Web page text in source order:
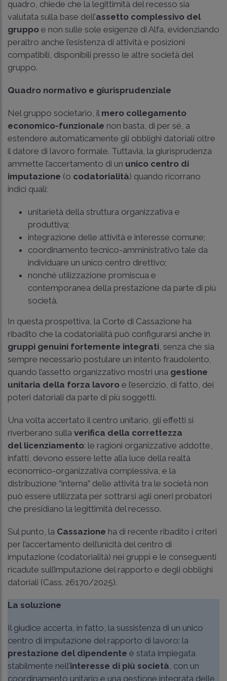
quadro, chiede che la legittimità del recesso sia
valutata sulla base dell’assetto complessivo del
gruppo e non sulle sole esigenze di Alfa, evidenziando
peraltro anche l’esistenza di attività e posizioni
compatibili, disponibili presso le altre società del
gruppo.
Quadro normativo e giurisprudenziale
Nel gruppo societario, il mero collegamento
economico-funzionale non basta, di per sé, a
estendere automaticamente gli obblighi datoriali oltre
il datore di lavoro formale. Tuttavia, la giurisprudenza
ammette l’accertamento di un unico centro di
imputazione (o codatorialità) quando ricorrano
indici quali:
unitarietà della struttura organizzativa e
produttiva;
integrazione delle attività e interesse comune;
coordinamento tecnico-amministrativo tale da
individuare un unico centro direttivo;
nonché utilizzazione promiscua e
contemporanea della prestazione da parte di più
società.
In questa prospettiva, la Corte di Cassazione ha
ribadito che la codatorialità può configurarsi anche in
gruppi genuini fortemente integrati , senza che sia
sempre necessario postulare un intento fraudolento,
quando l’assetto organizzativo mostri una gestione
unitaria della forza lavoro e l’esercizio, di fatto, dei
poteri datoriali da parte di più soggetti.
Una volta accertato il centro unitario, gli effetti si
riverberano sulla verifica della correttezza
del licenziamento: le ragioni organizzative addotte,
infatti, devono essere lette alla luce della realtà
economico-organizzativa complessiva, e la
distribuzione “interna” delle attività tra le società non
può essere utilizzata per sottrarsi agli oneri probatori
che presidiano la legittimità del recesso.
Sul punto, la Cassazione ha di recente ribadito i criteri
per l’accertamento dell’unicità del centro di
imputazione (codatorialità) nei gruppi e le conseguenti
ricadute sull’imputazione del rapporto e degli obblighi
datoriali (Cass. 26170/2025).
La soluzione
Il giudice accerta, in fatto, la sussistenza di un unico
centro di imputazione del rapporto di lavoro: la
prestazione del dipendente è stata impiegata
stabilmente nell’interesse di più società , con un
coordinamento unitario e una gestione integrata delle